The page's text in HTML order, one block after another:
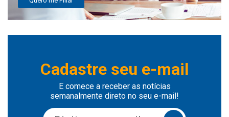
Cadastre seu e-mail
E comece a receber as notícias
semanalmente direto no seu e-mail!